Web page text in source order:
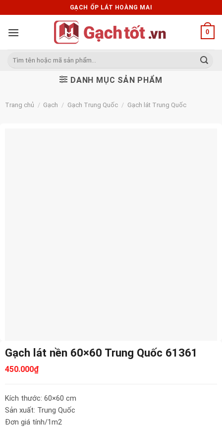
to
content
GẠCH ỐP LÁT HOÀNG MAI
0
Tìm
DANH MỤC SẢN PHẨM
Trang chủ / Gạch / Gạch Trung Quốc / Gạch lát Trung Quốc
Gạch lát nền 60×60 Trung Quốc 61361
450.000₫
Kích thước: 60×60 cm
Sản xuất: Trung Quốc
Đơn giá tính/1m2